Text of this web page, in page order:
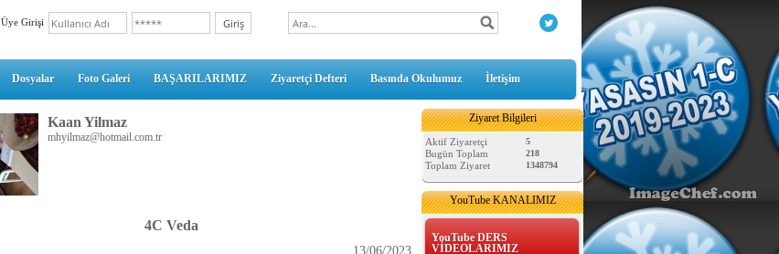
Üye Girişi
Dosyalar Foto Galeri BAŞARILARIMIZ Ziyaretçi Defteri Basında Okulumuz İletişim
Kaan Yilmaz
mhyilmaz@hotmail.com.tr
4C Veda
13/06/2023
Ziyaret Bilgileri
Aktif Ziyaretçi 5
Bugün Toplam 218
Toplam Ziyaret 1348794
YouTube KANALIMIZ
YouTube DERS
VİDEOLARIMIZ